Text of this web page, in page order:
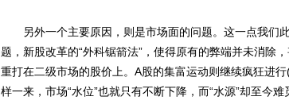
另外一个主要原因，则是市场面的问题。这一点我们
题，新股改革的“外科锯箭法”，使得原有的弊端并未消除
重打在二级市场的股价上。A股的集富运动则继续疯狂进
样一来，市场“水位”也就只有不断下降，而“水源”却至今